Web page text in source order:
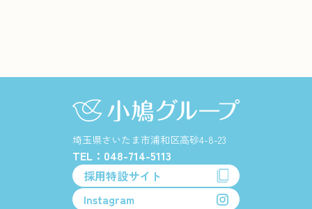
埼玉県さいたま市浦和区高砂4-8-23
TEL：048-714-5113
採用特設サイト
Instagram